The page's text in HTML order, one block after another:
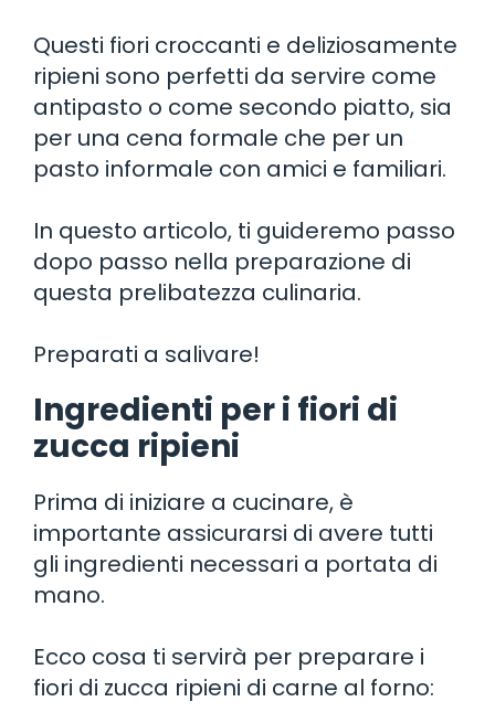
Questi fiori croccanti e deliziosamente
ripieni sono perfetti da servire come
antipasto o come secondo piatto, sia
per una cena formale che per un
pasto informale con amici e familiari.
In questo articolo, ti guideremo passo
dopo passo nella preparazione di
questa prelibatezza culinaria.
Preparati a salivare!
Ingredienti per i fiori di
zucca ripieni
Prima di iniziare a cucinare, è
importante assicurarsi di avere tutti
gli ingredienti necessari a portata di
mano.
Ecco cosa ti servirà per preparare i
fiori di zucca ripieni di carne al forno: